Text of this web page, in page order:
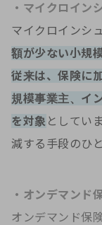
・マイクロイン
マイクロインシ
額が少ない小規
従来は、保険に
規模事業主、イ
を対象 としてい
減する手段のひ
・オンデマンド
オンデマンド保